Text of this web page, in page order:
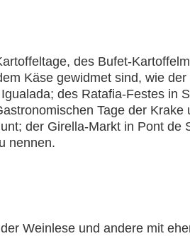
des Bufet-
Käse gewidmet sind, wie
des Ratafia-Festes in
Tage der Krake
der Girella-Markt in Pont de
nennen.
Weinlese und andere mit